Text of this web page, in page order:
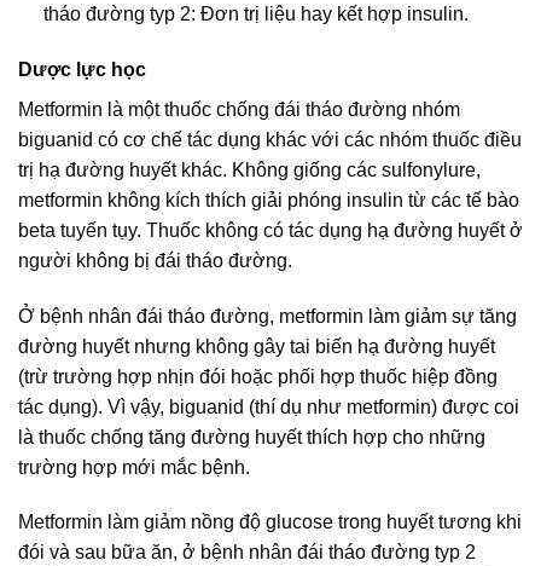
tháo đường typ 2: Đơn trị liệu hay kết hợp insulin.
Dược lực học
Metformin là một thuốc chống đái tháo đường nhóm
biguanid có cơ chế tác dụng khác với các nhóm thuốc điều
trị hạ đường huyết khác. Không giống các sulfonylure,
metformin không kích thích giải phóng insulin từ các tế bào
beta tuyến tụy. Thuốc không có tác dụng hạ đường huyết ở
người không bị đái tháo đường.
Ở bệnh nhân đái tháo đường, metformin làm giảm sự tăng
đường huyết nhưng không gây tai biến hạ đường huyết
(trừ trường hợp nhịn đói hoặc phối hợp thuốc hiệp đồng
tác dụng). Vì vậy, biguanid (thí dụ như metformin) được coi
là thuốc chống tăng đường huyết thích hợp cho những
trường hợp mới mắc bệnh.
Metformin làm giảm nồng độ glucose trong huyết tương khi
đói và sau bữa ăn, ở bệnh nhân đái tháo đường typ 2